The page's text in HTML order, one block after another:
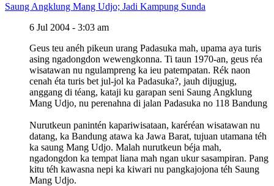
Saung Angklung Mang Udjo; Jadi Kampung Sunda
6 Jul 2004 - 3:03 am
Geus teu anéh pikeun urang Padasuka mah, upama aya turis
asing ngadongdon wewengkonna. Ti taun 1970-an, geus réa
wisatawan nu ngulampreng ka ieu patempatan. Rék naon
cenah éta turis bet jul-jol ka Padasuka?, jauh dijugjug,
anggang di téang, kataji ku garapan seni Saung Angklung
Mang Udjo, nu perenahna di jalan Padasuka no 118 Bandung
Nurutkeun panintén kapariwisataan, karéréan wisatawan nu
datang, ka Bandung atawa ka Jawa Barat, tujuan utamana téh
ka saung Mang Udjo. Malah nurutkeun béja mah,
ngadongdon ka tempat liana mah ngan ukur sasampiran. Pang
kitu téh kawasna nepi ka kiwari nu pangkajojona téh Saung
Mang Udjo.